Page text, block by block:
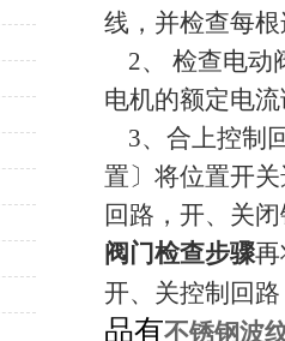
线，并检查每
2、 检查电动
电机的额定电
3、合上控制
置〕将位置开
回路，开、关
阀门检查步骤
开、关控制回
品有不锈钢波